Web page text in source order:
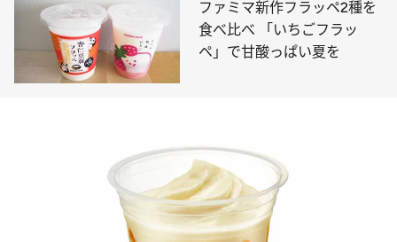
ファミマ新作フラッペ2種を
食べ比べ 「いちごフラッ
ペ」で甘酸っぱい夏を